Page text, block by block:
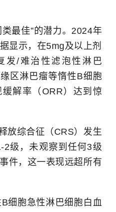
最佳”的潜力。2024年
显示，在5mg及以上剂
发/难治性滤泡性淋巴
区淋巴瘤等惰性B细胞
解率（ORR）达到惊
放综合征（CRS）发生
2级，未观察到任何3级
件，这一表现远超所有
细胞急性淋巴细胞白血